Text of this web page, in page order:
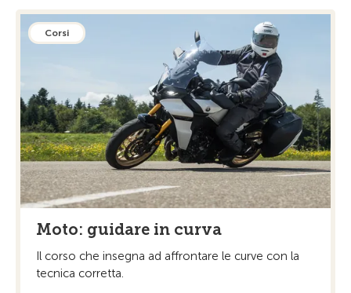
Corsi
Moto: guidare in curva
Il corso che insegna ad affrontare le curve con la
tecnica corretta.